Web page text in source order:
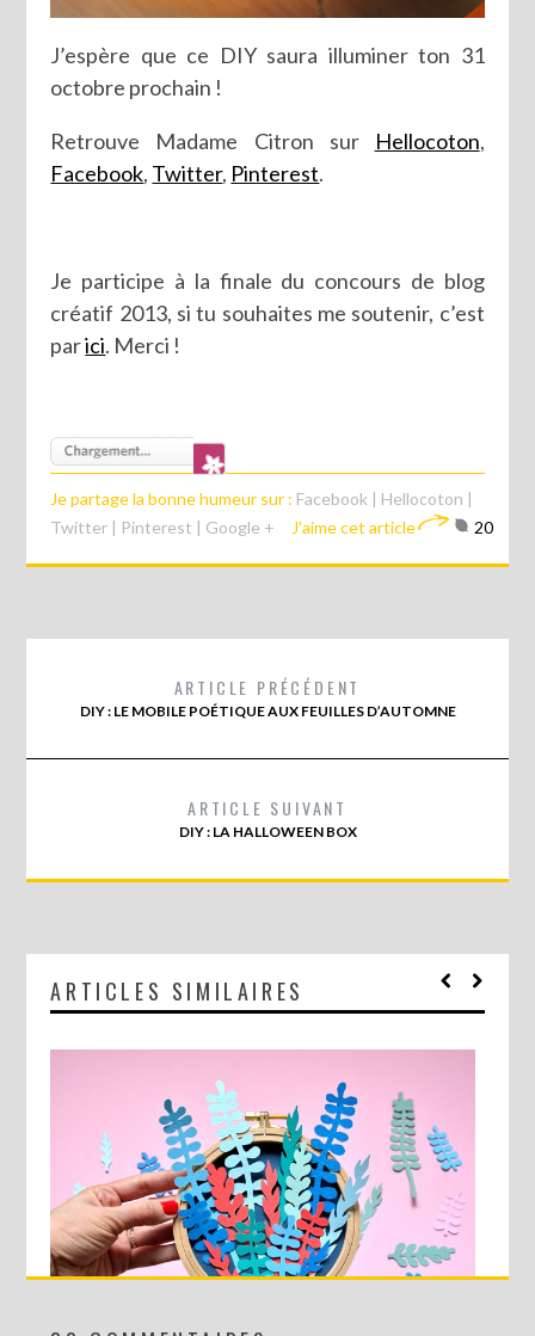
J’espère que ce DIY saura illuminer ton 31
octobre prochain !
Retrouve Madame Citron sur Hellocoton,
Facebook, Twitter, Pinterest.
Je participe à la finale du concours de blog
créatif 2013, si tu souhaites me soutenir, c’est
parici. Merci !
Je partage la bonne humeur sur : Facebook | Hellocoton |
Twitter | Pinterest | Google + J'aime cet article 20
ARTICLE PRÉCÉDENT
DIY : LE MOBILE POÉTIQUE AUX FEUILLES D’AUTOMNE
ARTICLE SUIVANT
DIY : LA HALLOWEEN BOX
ARTICLES SIMILAIRES